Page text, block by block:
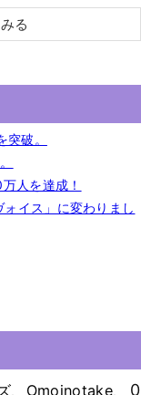
る
破。
人を達成！
イス」に変わりまし
、Omoinotake、
0